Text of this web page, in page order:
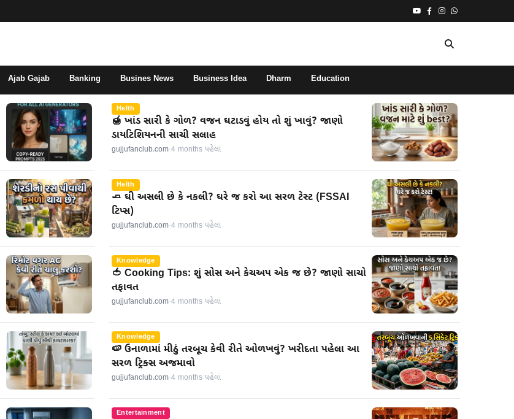
Ajab Gajab Banking Busines News Business Idea Dharm Education
Helth
🍯 ખાંડ સારી કે ગોળ? વજન ઘટાડવું હોય તો શું ખાવું? જાણો
ડાયટિશિયનની સાચી સલાહ
gujjufanclub.com·4 months પહેલાં
Helth
🧈 ઘી અસલી છે કે નકલી? ઘરે જ કરો આ સરળ ટેસ્ટ (FSSAI
ટિપ્સ)
gujjufanclub.com·4 months પહેલાં
Knowledge
🍅 Cooking Tips: શું સોસ અને કેચઅપ એક જ છે? જાણો સાચો
તફાવત
gujjufanclub.com·4 months પહેલાં
Knowledge
🍉 ઉનાળામાં મીઠું તરબૂચ કેવી રીતે ઓળખવું? ખરીદતા પહેલા આ
સરળ ટ્રિક્સ અજમાવો
gujjufanclub.com·4 months પહેલાં
Entertainment